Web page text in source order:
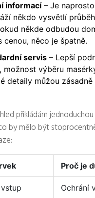
informací– Je
někdo vysvětlí
někde odbudou
cenou, něco je špatně.
servis – Lepší
možnost výběru
detaily můžou
přikládám
by mělo být
Proč je
Ochrání